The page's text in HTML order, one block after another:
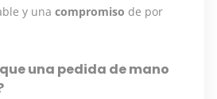
y una compromiso de por
una pedida de mano